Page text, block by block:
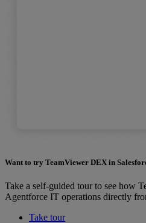
Want to try TeamViewer DEX in
Take a self-guided tour to see how
Agentforce IT operations directly
Take tour